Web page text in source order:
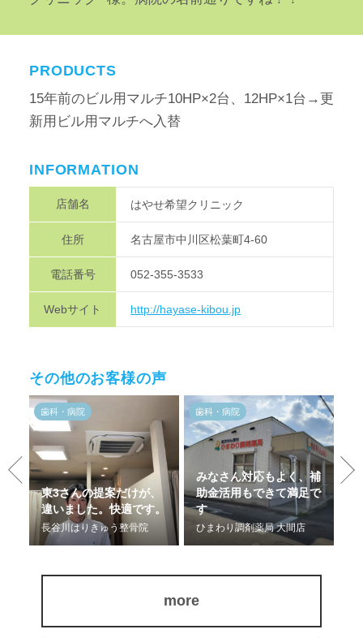
PRODUCTS
15年前のビル用マルチ10HP×2台、12HP×1台→更
新用ビル用マルチへ入替
INFORMATION
店舗名 はやせ希望クリニック
住所 名古屋市中川区松葉町4-60
電話番号 052-355-3533
Webサイト http://hayase-kibou.jp
その他のお客様の声
歯科・病院
東3さんの提案だけが、
違いました。快適です。
長谷川はりきゅう整骨院
歯科・病院
みなさん対応もよく、補
助金活用もできて満足で
す
ひまわり調剤薬局 大間店
more